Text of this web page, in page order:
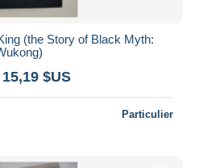
(the Story of Black Myth:
$US
Particulier